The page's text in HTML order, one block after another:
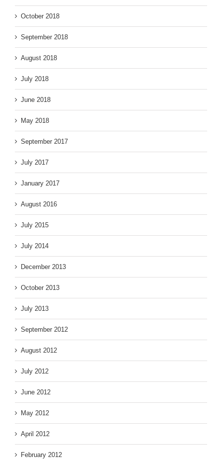
October 2018
September 2018
August 2018
July 2018
June 2018
May 2018
September 2017
July 2017
January 2017
August 2016
July 2015
July 2014
December 2013
October 2013
July 2013
September 2012
August 2012
July 2012
June 2012
May 2012
April 2012
February 2012